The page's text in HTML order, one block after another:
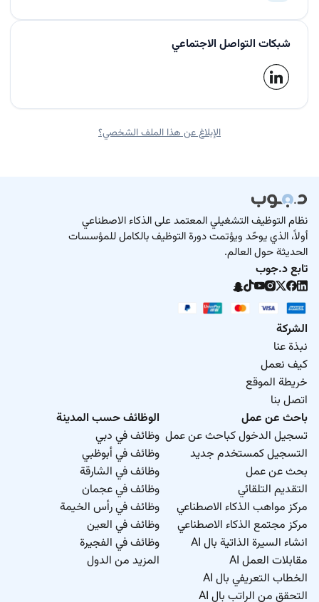
شبكات التواصل الاجتماعي
الإبلاغ عن هذا الملف الشخصي؟
نظام التوظيف التشغيلي المعتمد على الذكاء الاصطناعي
أولاً، الذي يوحّد ويؤتمت دورة التوظيف بالكامل للمؤسسات
الحديثة حول العالم.
تابع د.جوب
الشركة
نبذة عنا
كيف نعمل
خريطة الموقع
اتصل بنا
باحث عن عمل
تسجيل الدخول كباحث عن عمل
التسجيل كمستخدم جديد
بحث عن عمل
التقديم التلقائي
مركز مواهب الذكاء الاصطناعي
مركز مجتمع الذكاء الاصطناعي
انشاء السيرة الذاتية بال AI
مقابلات العمل AI
الخطاب التعريفي بال AI
التحقق من الراتب بال AI
الوظائف حسب المدينة
وظائف في دبي
وظائف في أبوظبي
وظائف في الشارقة
وظائف في عجمان
وظائف في رأس الخيمة
وظائف في العين
وظائف في الفجيرة
المزيد من الدول